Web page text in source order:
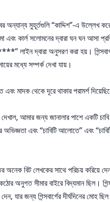
অন্যান্য মুহূর্তগুলি “কাদ্দিশ”-এ উল্লেখ
এবং কার্ল সলোমনের দ্বারা ঘন ঘন আসা
লাইন দ্বারা অনুসরণ করা হয়।
মধ্যে সম্পর্ক দেখা যায়।
মাদক থেকে দূরে থাকার পরামর্শ
আমার জন্য জানালার পাশে একটি
অভিজ্ঞতা এবং “চাবিটি আলোতে” এবং
অনেক বিট লেখকের সাথে পরিচয় করিয়ে
অনুগত সীমার বাইরে বিদ্যমান ছিল।
যার জন্য গিন্সবার্গের দীর্ঘদিনের